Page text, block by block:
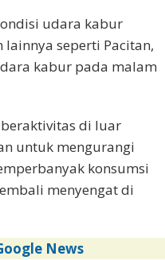
udara kabur
seperti Pacitan,
kabur pada malam
di luar
untuk mengurangi
konsumsi
menyengat di
News